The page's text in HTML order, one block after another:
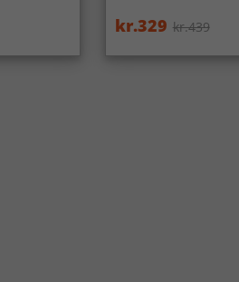
kr.329 kr.439